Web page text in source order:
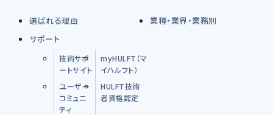
選ばれる理由
業種・業界・業務別
サポート
技術サポ
ートサイト
myHULFT（マ
イハルフト）
ユーザー
コミュニ
ティ
HULFT技術
者資格認定